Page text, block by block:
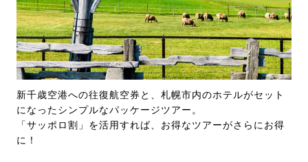
新千歳空港への往復航空券と、札幌市内のホテルがセット
になったシンプルなパッケージツアー。
「サッポロ割」を活用すれば、お得なツアーがさらにお得
に！